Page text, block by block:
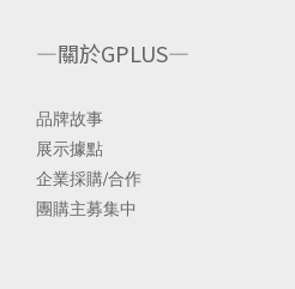
—關於GPLUS—
品牌故事
展示據點
企業採購/合作
團購主募集中